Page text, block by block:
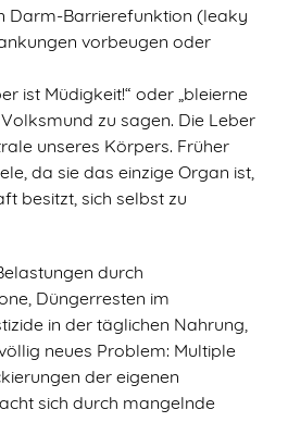
Darm-Barrierefunktion (leaky
vorbeugen oder
ist Müdigkeit!“ oder „bleierne
zu sagen. Die Leber
unseres Körpers. Früher
da sie das einzige Organ ist,
besitzt, sich selbst zu
durch
Düngerresten im
in der täglichen Nahrung,
neues Problem: Multiple
der eigenen
sich durch mangelnde